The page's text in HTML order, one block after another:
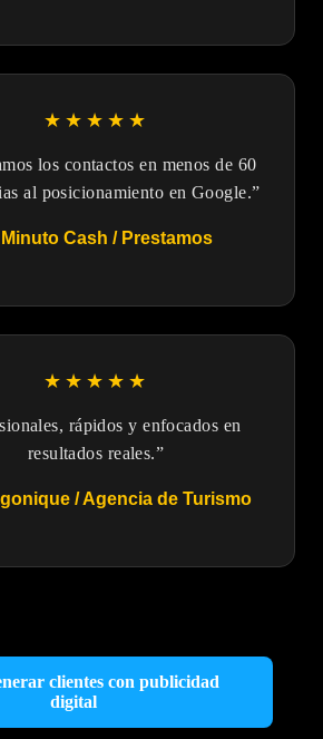
★★★★★
los contactos en menos de 60
al posicionamiento en Google.”
Cash / Prestamos
★★★★★
rápidos y enfocados en
resultados reales.”
/ Agencia de Turismo
clientes con publicidad
digital